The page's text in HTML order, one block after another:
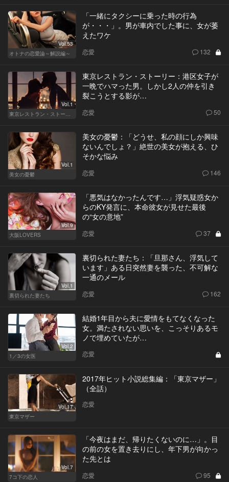
Vol.53
オトナの恋愛論～解説編～
「一緒にタクシーに乗った時の行為
が・・・」。男が車内でした事に、女が萎
えたワケ
恋愛 132
Vol.1
東京レストラン・ストーリー：港区女子が
一晩でハマった男。しかし2人の仲を引き
裂こうとする影が…
恋愛 50
Vol.1
美女の憂鬱
美女の憂鬱：「どうせ、私の顔にしか興味
ないんでしょ？」絶世の美女が抱える、ひ
そかな悩み
恋愛 146
Vol.9
大阪LOVERS
「悪気はなかったんです…」浮気疑惑女か
らのKY発言に、本命彼女が見せた最後
の“女の意地”
恋愛 37
Vol.1
裏切られた妻たち
裏切られた妻たち：「旦那さん、浮気して
います」ある日突然妻を襲った、不可解な
一通のメール
恋愛 162
Vol.2
1／3の女医
結婚1年目から夫に愛情をもてなくなった
女。満たされない思いを、こっそりあるモ
ノで埋めていたが…
恋愛
Vol.17
東京マザー
2017年ヒット小説総集編：「東京マザー」
（全話）
恋愛
Vol.7
7コ下の恋人
「今夜はまだ、帰りたくないのに…」。目
の前の女を置き去りにし、年下男が向かっ
た先とは
恋愛 95